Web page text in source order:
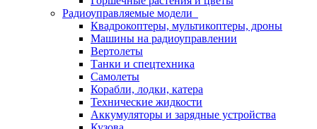
Радиоуправляемые модели
Квадрокоптеры, мультикоптеры, дроны
Машины на радиоуправлении
Вертолеты
Танки и спецтехника
Самолеты
Корабли, лодки, катера
Технические жидкости
Аккумуляторы и зарядные устройства